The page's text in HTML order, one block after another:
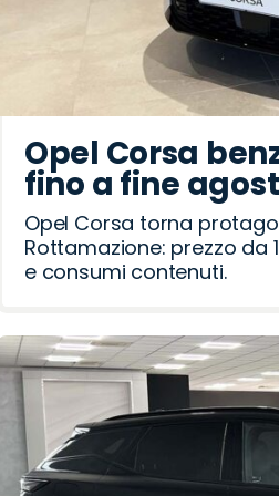
Opel Corsa
fino a fine
Opel Corsa torna
Rottamazione: prezzo da
e consumi contenuti.